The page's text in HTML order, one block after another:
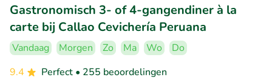
Gastronomisch 3- of 4-gangendiner à la
carte bij Callao Cevichería Peruana
Vandaag Morgen Zo Ma Wo
Do
9.4
Perfect • 255 beoordelingen